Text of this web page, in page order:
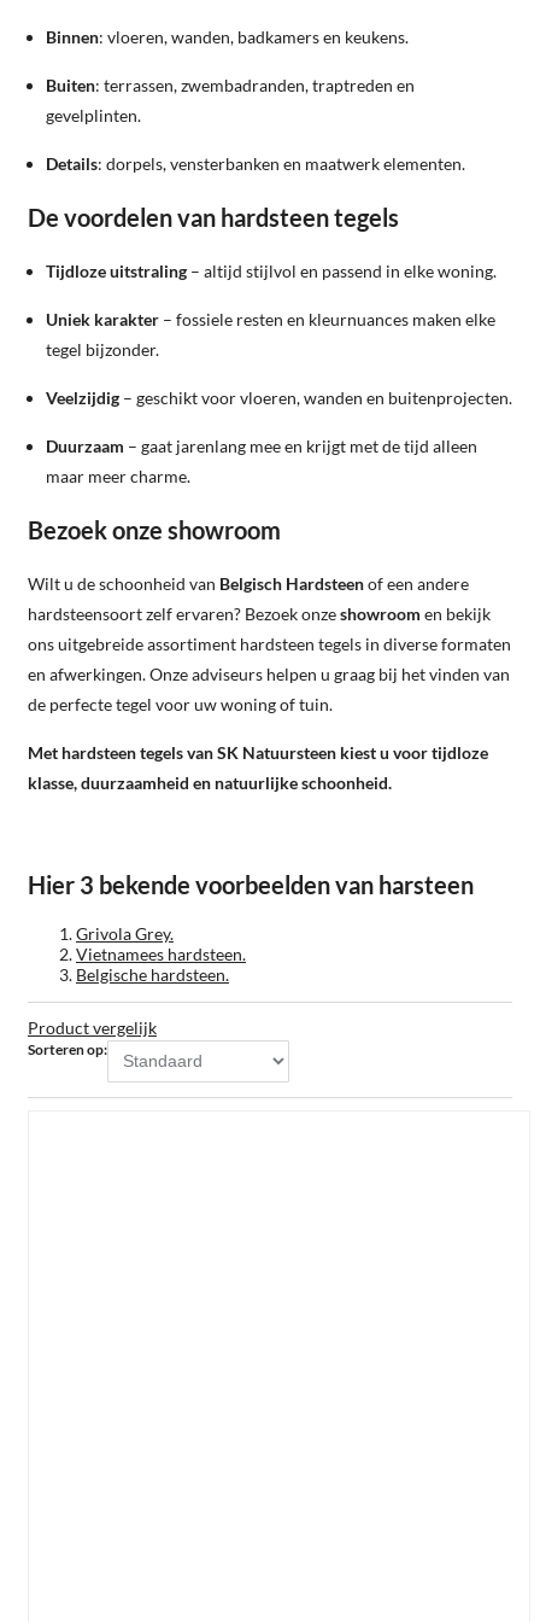
Binnen: vloeren, wanden, badkamers en keukens.
Buiten: terrassen, zwembadranden, traptreden en
gevelplinten.
Details: dorpels, vensterbanken en maatwerk elementen.
De voordelen van hardsteen tegels
Tijdloze uitstraling – altijd stijlvol en passend in elke woning.
Uniek karakter – fossiele resten en kleurnuances maken elke
tegel bijzonder.
Veelzijdig – geschikt voor vloeren, wanden en buitenprojecten.
Duurzaam – gaat jarenlang mee en krijgt met de tijd alleen
maar meer charme.
Bezoek onze showroom
Wilt u de schoonheid van Belgisch Hardsteenof een andere
hardsteensoort zelf ervaren? Bezoek onzeshowroom en bekijk
ons uitgebreide assortiment hardsteen tegels in diverse formaten
en afwerkingen. Onze adviseurs helpen u graag bij het vinden van
de perfecte tegel voor uw woning of tuin.
Met hardsteen tegels van SK Natuursteen kiest u voor tijdloze
klasse, duurzaamheid en natuurlijke schoonheid.
Hier 3 bekende voorbeelden van harsteen
Grivola Grey.
Vietnamees hardsteen.
Belgische hardsteen.
Product vergelijk
Sorteren op: